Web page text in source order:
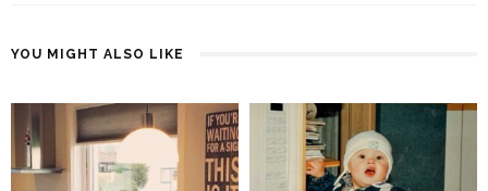
YOU MIGHT ALSO LIKE